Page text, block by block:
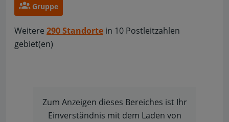
Gruppe
Weitere 290 Standorte in 10 Postleitzahlen
gebiet(en)
Zum Anzeigen dieses Bereiches ist Ihr
Einverständnis mit dem Laden von